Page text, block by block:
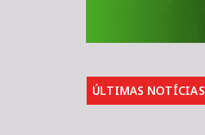
ÚLTIMAS NOTÍCIAS
para segurança na América Latina